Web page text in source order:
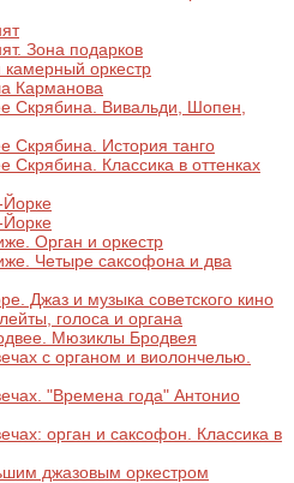
Зона подарков
камерный оркестр
Карманова
Скрябина. Вивальди, Шопен,
Скрябина. История танго
Скрябина. Классика в оттенках
Йорке
Йорке
Орган и оркестр
Четыре саксофона и два
Джаз и музыка советского кино
голоса и органа
Мюзиклы Бродвея
с органом и виолончелью.
"Времена года" Антонио
орган и саксофон. Классика в
джазовым оркестром